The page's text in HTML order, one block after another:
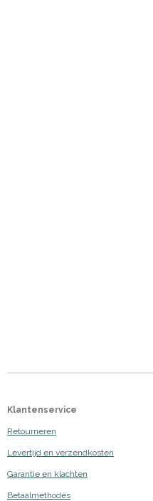
Klantenservice
Retourneren
Levertijd en verzendkosten
Garantie en klachten
Betaalmethodes